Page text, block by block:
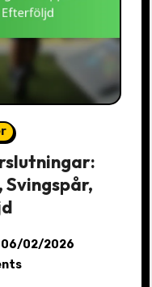
Svingspår,
06/02/2026